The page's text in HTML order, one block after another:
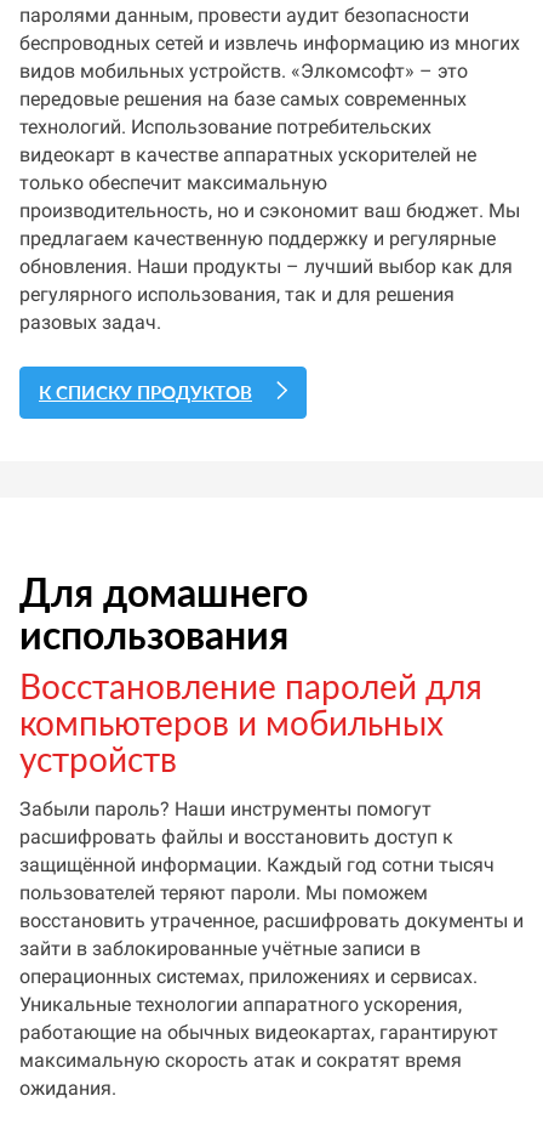
паролями данным, провести аудит безопасности
беспроводных сетей и извлечь информацию из многих
видов мобильных устройств. «Элкомсофт» – это
передовые решения на базе самых современных
технологий. Использование потребительских
видеокарт в качестве аппаратных ускорителей не
только обеспечит максимальную
производительность, но и сэкономит ваш бюджет. Мы
предлагаем качественную поддержку и регулярные
обновления. Наши продукты – лучший выбор как для
регулярного использования, так и для решения
разовых задач.
К СПИСКУ ПРОДУКТОВ
Для домашнего
использования
Восстановление паролей для
компьютеров и мобильных
устройств
Забыли пароль? Наши инструменты помогут
расшифровать файлы и восстановить доступ к
защищённой информации. Каждый год сотни тысяч
пользователей теряют пароли. Мы поможем
восстановить утраченное, расшифровать документы и
зайти в заблокированные учётные записи в
операционных системах, приложениях и сервисах.
Уникальные технологии аппаратного ускорения,
работающие на обычных видеокартах, гарантируют
максимальную скорость атак и сократят время
ожидания.